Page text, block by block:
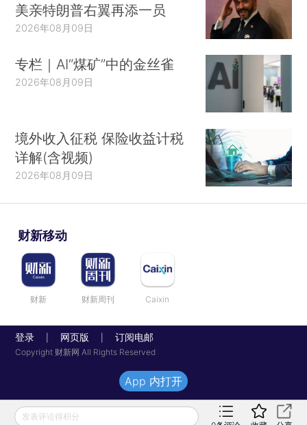
美亲特朗普右翼再添一员
2026年08月09日
专栏｜AI“煤矿”中的金丝雀
2026年08月09日
境外收入征税 保险收益计税
详解(含视频)
2026年08月09日
财新移动
财新 财新周刊 Caixin
登录 网页版 订阅电邮
Copyright 财新网 All Rights Reserved
发表评论得积分
App 内打开